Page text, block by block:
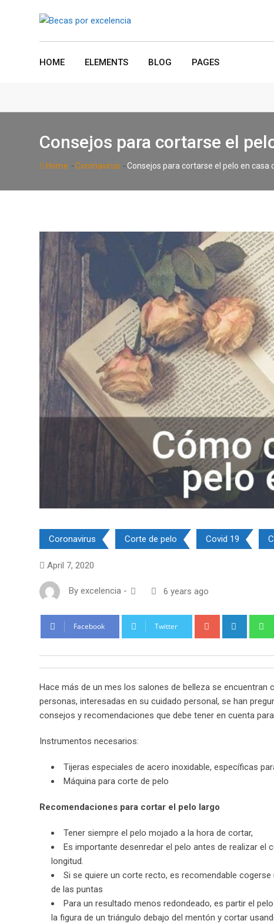
HOME ELEMENTS BLOG PAGES
Consejos para cortarse el
Home -Coronavirus -Consejos para cortarse el pelo en casa
Coronavirus Corte de pelo Covid 19
April 7, 2020
By excelencia - 6 years ago
Facebook Twitter Google+ LinkedIn
Hace más de un mes los salones de belleza se
personas, interesadas en su cuidado personal, se han
consejos y recomendaciones que debe tener en cuenta
Instrumentos necesarios:
Tijeras especiales de acero inoxidable, específicas
Máquina para corte de pelo
Recomendaciones para cortar el pelo largo
Tener siempre el pelo mojado a la hora de cortar,
Es importante desenredar el pelo antes de realizar el
longitud.
Si se quiere un corte recto, es recomendable
de las puntas
Para un resultado menos redondeado, es partir el
la figura de un triángulo debajo del mentón y cortar